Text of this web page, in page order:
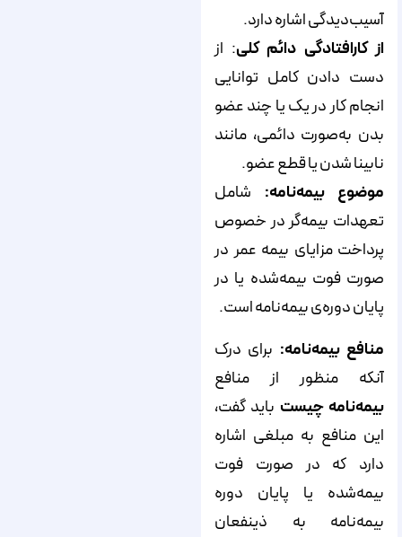
آسیب‌دیدگی اشاره دارد.
از کارافتادگی دائم کلی: از
دست دادن کامل توانایی
انجام کار در یک یا چند عضو
بدن به‌صورت دائمی، مانند
نابینا شدن یا قطع عضو.
موضوع بیمه‌نامه: شامل
تعهدات بیمه‌گر در خصوص
پرداخت مزایای بیمه عمر در
صورت فوت بیمه‌شده یا در
پایان دوره‌ی بیمه‌نامه است.
منافع بیمه‌نامه: برای درک
آنکه منظور از منافع
بیمه‌نامه چیست باید گفت،
این منافع به مبلغی اشاره
دارد که در صورت فوت
بیمه‌شده یا پایان دوره
بیمه‌نامه به ذینفعان